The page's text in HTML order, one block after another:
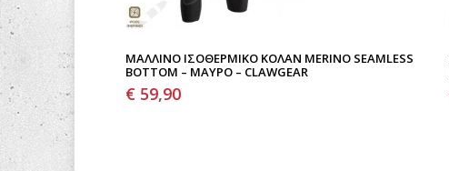
ΜΆΛΛΙΝΟ ΙΣΟΘΕΡΜΙΚΌ ΚΟΛΆΝ MERINO SEAMLESS
BOTTOM – ΜΑΎΡΟ – CLAWGEAR
€ 59,90